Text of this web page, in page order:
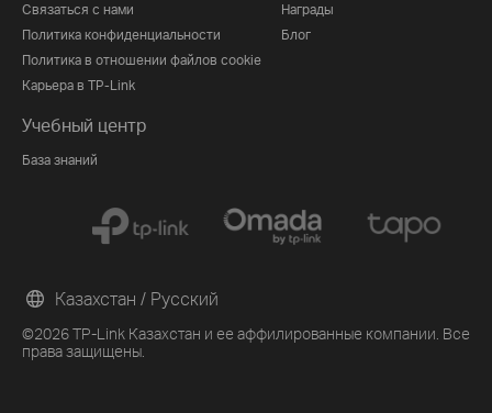
Связаться с нами
Политика конфиденциальности
Политика в отношении файлов cookie
Карьера в TP-Link
Награды
Блог
Учебный центр
База знаний
©2026 TP-Link Казахстан и ее аффилированные компании. Все
права защищены.
Казахстан / Русский